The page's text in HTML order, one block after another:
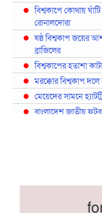
বিশ্বকাপে কোথায়
রোনালদোরা
ষষ্ঠ বিশ্বকাপ জয়ের
ব্রাজিলের
বিশ্বকাপের হতাশা
মরক্কোর বিশ্বকাপ
মেয়েদের সামনে
বাংলাদেশ জাতীয়
সরিয়ে নিয়েছে ইরান